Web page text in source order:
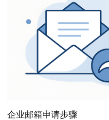
企业邮箱申请步骤